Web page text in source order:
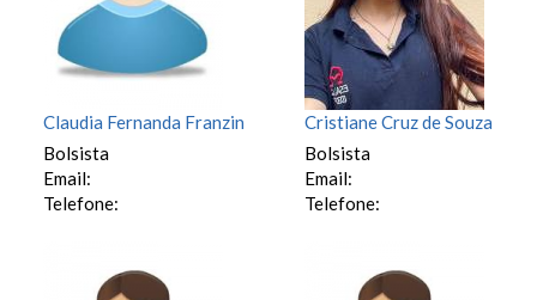
Claudia Fernanda Franzin
Bolsista
Email:
Telefone:
Cristiane Cruz de Souza
Bolsista
Email:
Telefone: